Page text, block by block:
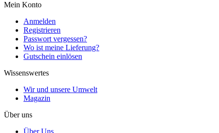
Mein Konto
Anmelden
Registrieren
Passwort vergessen?
Wo ist meine Lieferung?
Gutschein einlösen
Wissenswertes
Wir und unsere Umwelt
Magazin
Über uns
Über Uns